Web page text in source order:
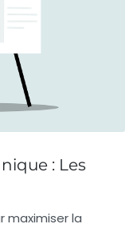
: Les
maximiser la